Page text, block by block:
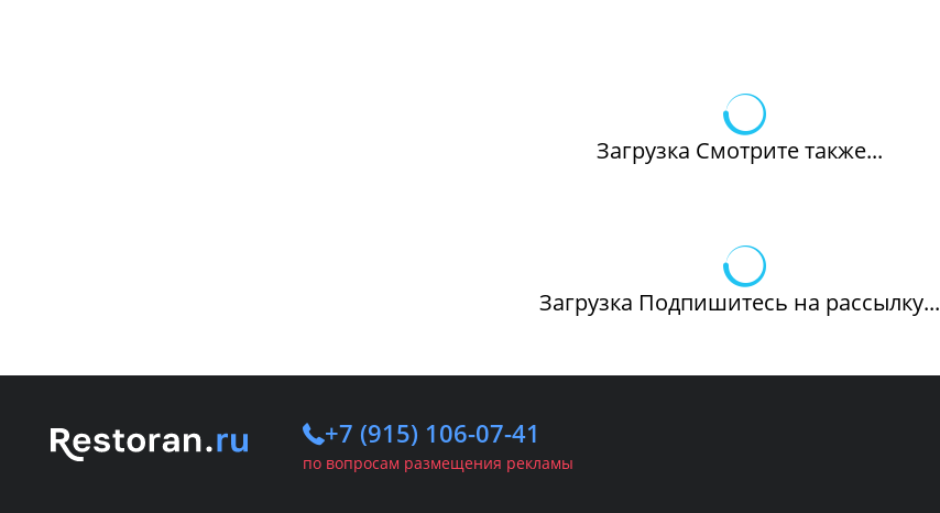
Загрузка Смотрите также...
Загрузка Подпишитесь на рассылку...
+7 (915) 106-07-41
по вопросам размещения рекламы